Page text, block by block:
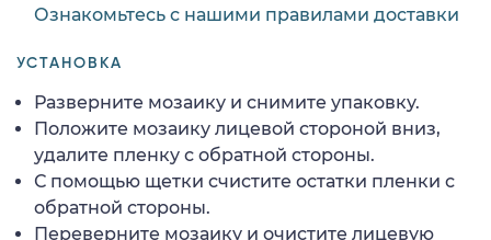
Ознакомьтесь с нашими правилами доставки
УСТАНОВКА
Разверните мозаику и снимите упаковку.
Положите мозаику лицевой стороной вниз,
удалите пленку с обратной стороны.
С помощью щетки счистите остатки пленки с
обратной стороны.
Переверните мозаику и очистите лицевую